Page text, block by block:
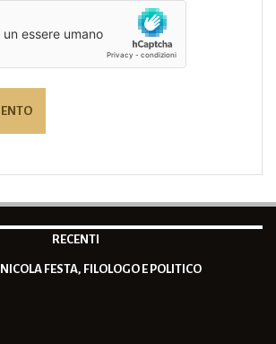
RECENTI
NICOLA FESTA, FILOLOGO E POLITICO